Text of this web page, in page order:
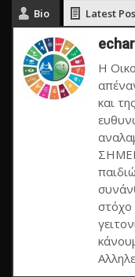
Bio Latest
Η
και
στόχο